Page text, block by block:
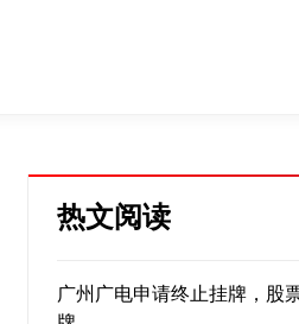
热文阅读
广州广电申请终止挂牌，股